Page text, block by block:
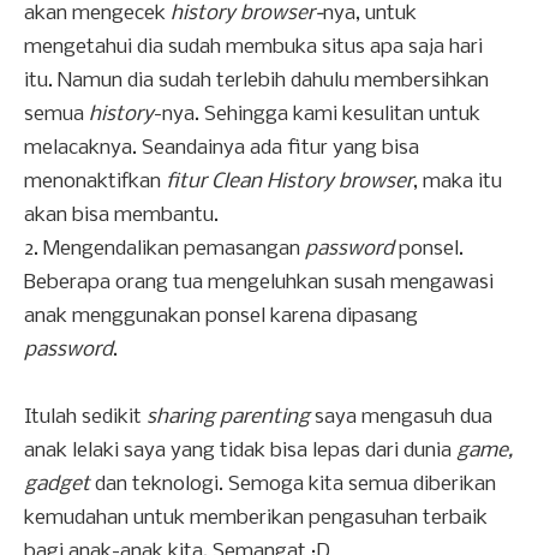
akan mengecek history browser-nya, untuk
mengetahui dia sudah membuka situs apa saja hari
itu. Namun dia sudah terlebih dahulu membersihkan
semua history-nya. Sehingga kami kesulitan untuk
melacaknya. Seandainya ada fitur yang bisa
menonaktifkan fitur Clean History browser, maka itu
akan bisa membantu.
2. Mengendalikan pemasangan passwordponsel.
Beberapa orang tua mengeluhkan susah mengawasi
anak menggunakan ponsel karena dipasang
password.
Itulah sedikit sharing parentingsaya mengasuh dua
anak lelaki saya yang tidak bisa lepas dari dunia game,
gadgetdan teknologi. Semoga kita semua diberikan
kemudahan untuk memberikan pengasuhan terbaik